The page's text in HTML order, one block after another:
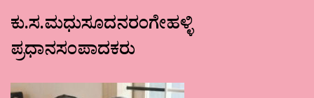
ಕು.ಸ.ಮಧುಸೂದನರಂಗೇಹಳ್ಳಿ
ಪ್ರಧಾನಸಂಪಾದಕರು